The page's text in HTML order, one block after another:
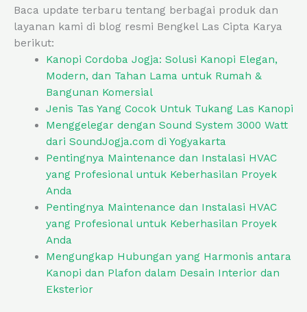
Baca update terbaru tentang berbagai produk dan
layanan kami di blog resmi Bengkel Las Cipta Karya
berikut:
Kanopi Cordoba Jogja: Solusi Kanopi Elegan,
Modern, dan Tahan Lama untuk Rumah &
Bangunan Komersial
Jenis Tas Yang Cocok Untuk Tukang Las Kanopi
Menggelegar dengan Sound System 3000 Watt
dari SoundJogja.com di Yogyakarta
Pentingnya Maintenance dan Instalasi HVAC
yang Profesional untuk Keberhasilan Proyek
Anda
Pentingnya Maintenance dan Instalasi HVAC
yang Profesional untuk Keberhasilan Proyek
Anda
Mengungkap Hubungan yang Harmonis antara
Kanopi dan Plafon dalam Desain Interior dan
Eksterior